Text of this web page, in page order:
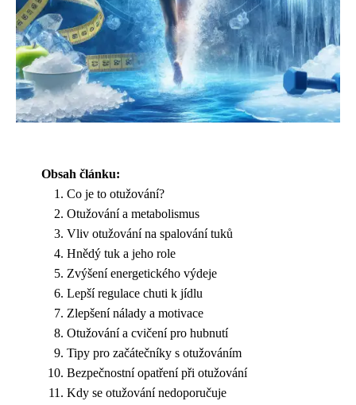
Obsah článku:
Co je to otužování?
Otužování a metabolismus
Vliv otužování na spalování tuků
Hnědý tuk a jeho role
Zvýšení energetického výdeje
Lepší regulace chuti k jídlu
Zlepšení nálady a motivace
Otužování a cvičení pro hubnutí
Tipy pro začátečníky s otužováním
Bezpečnostní opatření při otužování
Kdy se otužování nedoporučuje